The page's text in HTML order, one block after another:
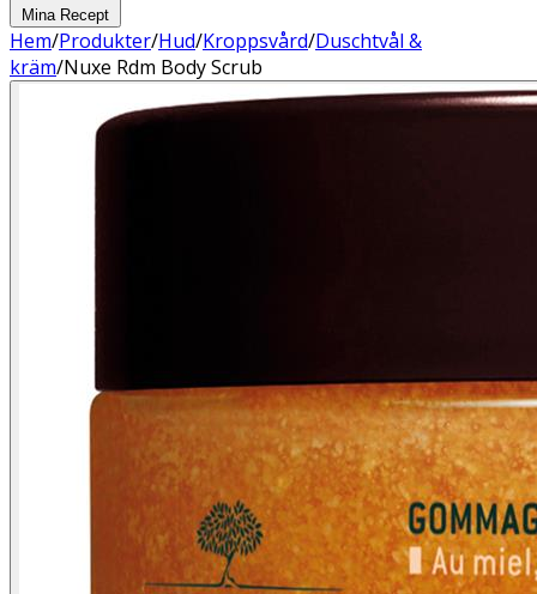
Mina Recept
Hem/Produkter/Hud/Kroppsvård/Duschtvål &
kräm/Nuxe Rdm Body Scrub